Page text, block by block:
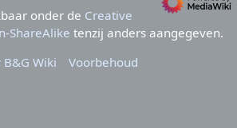
onder de Creative
ShareAlike tenzij anders aangegeven.
B&G Wiki Voorbehoud